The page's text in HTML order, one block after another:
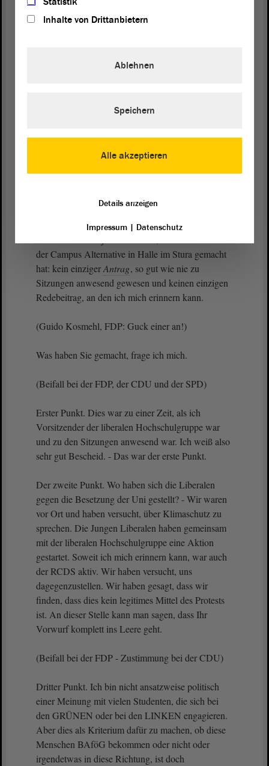
(Beifall bei der AfD)
Warten Sie bitte, damit die Leute wieder zuhören. -
der Campus Alternative in Halle im Stura gemacht
hat: kein einzigerAntrag, so gut wie nie zu
Sitzungen anwesend gewesen und keinen einzigen
Redebeitrag, an den ich mich erinnern kann.
(Guido Kosmehl, FDP: Guck einer an!)
Was haben Sie gemacht, frage ich mich.
(Beifall bei der FDP, der CDU und der SPD)
Erster Punkt. Dies war zu einer Zeit, als ich
Vorsitzender der liberalen Hochschulgruppe war
und zu den Sitzungen anwesend war. Ich weiß also
sehr gut Bescheid. - Das war der erste Punkt.
Der zweite Punkt. Wo haben sich die Liberalen
gegen die Besetzung der Uni gestellt? - Wir waren
vor Ort und haben versucht, über Klimaschutz zu
sprechen. Die Jungen Liberalen haben gemeinsam
mit der liberalen Hochschulgruppe eine Aktion
gestartet. Soweit ich mich erinnern kann, war auch
der RCDS aktiv. Wir haben versucht, uns
dagegenzustellen. Wir haben gesagt, dass wir
finden, dass dies kein legitimes Mittel des Protests
ist. An dieser Stelle kann man sagen, dass Ihr
Vorwurf komplett ins Leere geht.
(Beifall bei der FDP - Zustimmung bei der CDU)
Dritter Punkt. Ich bin nicht ansatzweise politisch
einer Meinung mit vielen Studenten, die sich bei
den GRÜNEN oder bei den LINKEN engagieren.
Aber dies als Kriterium dafür zu machen, ob diese
Menschen BAföG bekommen oder nicht oder
irgendetwas in diese Richtung, ist doch
Inhalte von Drittanbietern
Alle akzeptieren
Ablehnen
Speichern
Details anzeigen
Impressum| Datenschutz